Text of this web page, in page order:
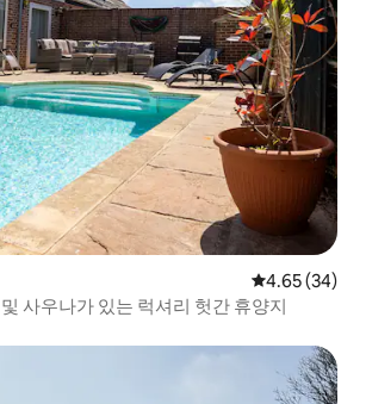
평점 4.65점(5
4.65 (34)
사우나가 있는 럭셔리 헛간 휴양지